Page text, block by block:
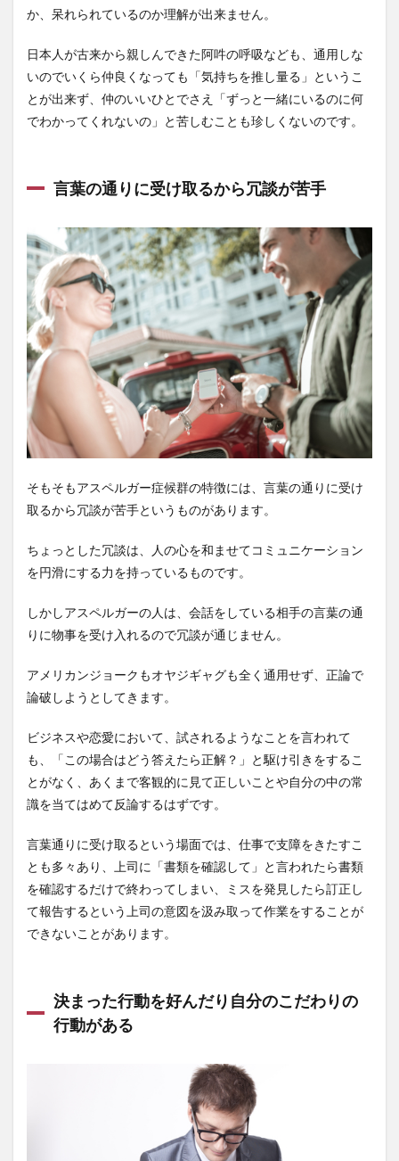
か、呆れられているのか理解が出来ません。
日本人が古来から親しんできた阿吽の呼吸なども、通用しな
いのでいくら仲良くなっても「気持ちを推し量る」というこ
とが出来ず、仲のいいひとでさえ「ずっと一緒にいるのに何
でわかってくれないの」と苦しむことも珍しくないのです。
言葉の通りに受け取るから冗談が苦手
そもそもアスペルガー症候群の特徴には、言葉の通りに受け
取るから冗談が苦手というものがあります。
ちょっとした冗談は、人の心を和ませてコミュニケーション
を円滑にする力を持っているものです。
しかしアスペルガーの人は、会話をしている相手の言葉の通
りに物事を受け入れるので冗談が通じません。
アメリカンジョークもオヤジギャグも全く通用せず、正論で
論破しようとしてきます。
ビジネスや恋愛において、試されるようなことを言われて
も、「この場合はどう答えたら正解？」と駆け引きをするこ
とがなく、あくまで客観的に見て正しいことや自分の中の常
識を当てはめて反論するはずです。
言葉通りに受け取るという場面では、仕事で支障をきたすこ
とも多々あり、上司に「書類を確認して」と言われたら書類
を確認するだけで終わってしまい、ミスを発見したら訂正し
て報告するという上司の意図を汲み取って作業をすることが
できないことがあります。
決まった行動を好んだり自分のこだわりの
行動がある